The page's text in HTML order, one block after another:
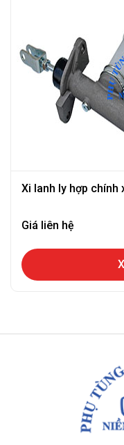
Xi lanh ly hợp
Giá liên hệ